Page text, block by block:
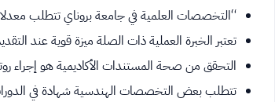
“التخصصات العلمية في جامعة بروناي تتطلب
تعتبر الخبرة العملية ذات الصلة ميزة قوية عند
التحقق من صحة المستندات الأكاديمية هو إجراء
تتطلب بعض التخصصات الهندسية شهادة في الدورات